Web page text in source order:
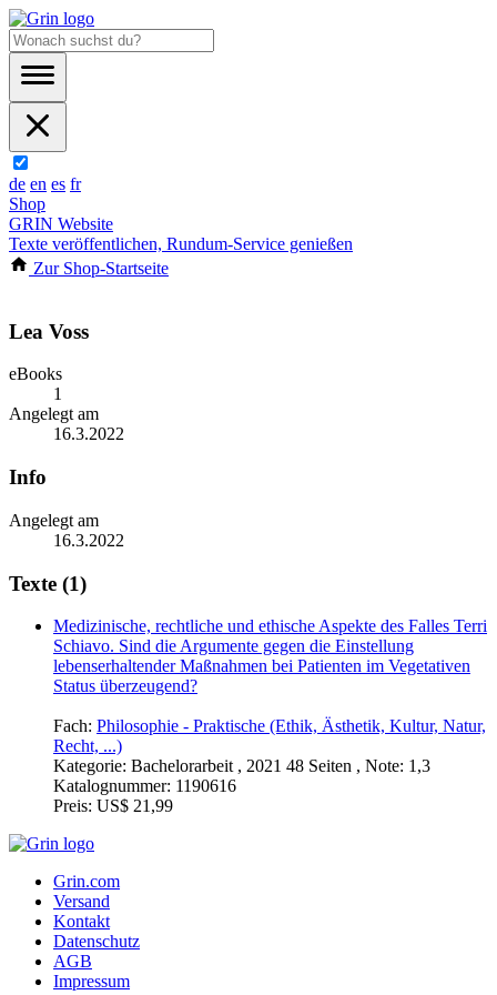
de en es fr
Shop
GRIN Website
Texte veröffentlichen, Rundum-Service genießen
Zur Shop-Startseite
Lea Voss
eBooks
1
Angelegt am
16.3.2022
Info
Angelegt am
16.3.2022
Texte (1)
Medizinische, rechtliche und ethische Aspekte des Falles Terri
Schiavo. Sind die Argumente gegen die Einstellung
lebenserhaltender Maßnahmen bei Patienten im Vegetativen
Status überzeugend?
Fach: Philosophie - Praktische (Ethik, Ästhetik, Kultur, Natur,
Recht, ...)
Kategorie: Bachelorarbeit , 2021 48 Seiten , Note: 1,3
Katalognummer: 1190616
Preis: US$ 21,99
Grin.com
Versand
Kontakt
Datenschutz
AGB
Impressum